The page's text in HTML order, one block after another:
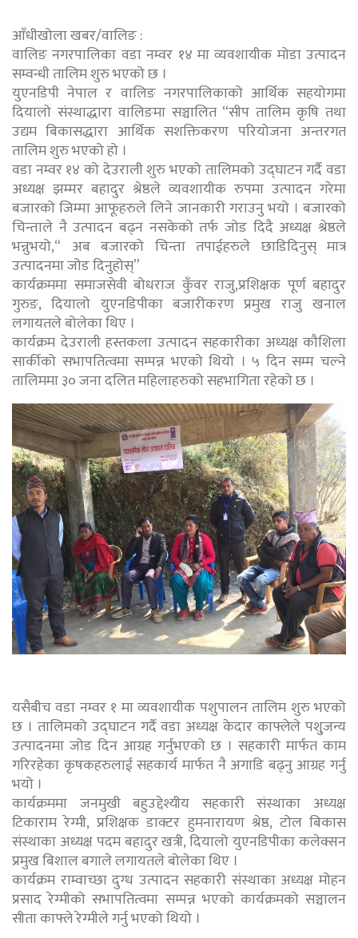
आँधीखोला खबर/वालिङ :
वालिङ नगरपालिका वडा नम्वर १४ मा व्यवशायीक मोडा उत्पादन
सम्वन्धी तालिम शुरु भएको छ ।
युएनडिपी नेपाल र वालिङ नगरपालिकाको आर्थिक सहयोगमा
दियालो संस्थाद्धारा वालिङमा सञ्चालित “सीप तालिम कृषि तथा
उद्यम बिकासद्धारा आर्थिक सशक्तिकरण परियोजना अन्तरगत
तालिम शुरु भएको हो ।
वडा नम्वर १४ को देउराली शुरु भएको तालिमको उद्घाटन गर्दै वडा
अध्यक्ष झम्मर बहादुर श्रेष्ठले व्यवशायीक रुपमा उत्पादन गरेमा
बजारको जिम्मा आफूहरुले लिने जानकारी गराउनु भयो । बजारको
चिन्ताले नै उत्पादन बढ्न नसकेको तर्फ जोड दिदै अध्यक्ष श्रेष्ठले
भन्नुभयो,“ अब बजारको चिन्ता तपाईहरुले छाडिदिनुस् मात्र
उत्पादनमा जोड दिनुहोस्”
कार्यक्रममा समाजसेवी बोधराज कुँवर राजु,प्रशिक्षक पूर्ण बहादुर
गुरुङ, दियालो युएनडिपीका बजारीकरण प्रमुख राजु खनाल
लगायतले बोलेका थिए ।
कार्यक्रम देउराली हस्तकला उत्पादन सहकारीका अध्यक्ष कौशिला
सार्कीको सभापतित्वमा सम्पन्न भएको थियो । ५ दिन सम्म चल्ने
तालिममा ३० जना दलित महिलाहरुको सहभागिता रहेको छ ।
यसैबीच वडा नम्वर १ मा व्यवशायीक पशुपालन तालिम शुरु भएको
छ । तालिमको उद्घाटन गर्दै वडा अध्यक्ष केदार काफ्लेले पशु्जन्य
उत्पादनमा जोड दिन आग्रह गर्नुभएको छ । सहकारी मार्फत काम
गरिरहेका कृषकहरुलाई सहकार्य मार्फत नै अगाडि बढ्नु आग्रह गर्नु
भयो ।
कार्यक्रममा जनमुखी बहुउद्देश्यीय सहकारी संस्थाका अध्यक्ष
टिकाराम रेग्मी, प्रशिक्षक डाक्टर हुमनारायण श्रेष्ठ, टोल बिकास
संस्थाका अध्यक्ष पदम बहादुर खत्री, दियालो युएनडिपीका कलेक्सन
प्रमुख बिशाल बगाले लगायतले बोलेका थिए ।
कार्यक्रम राम्वाच्छा दुग्ध उत्पादन सहकारी संस्थाका अध्यक्ष मोहन
प्रसाद रेग्मीको सभापतित्वमा सम्पन्न भएको कार्यक्रमको सञ्चालन
सीता काफ्ले रेग्मीले गर्नु भएको थियो ।